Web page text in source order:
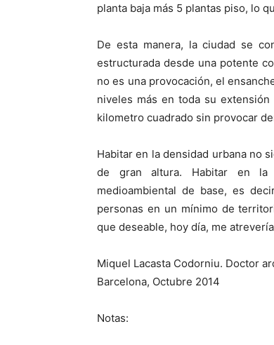
planta baja más 5 plantas piso, lo
De esta manera, la ciudad se
estructurada desde una potente
no es una provocación, el
niveles más en toda su
kilometro cuadrado sin provocar
Habitar en la densidad urbana no
de gran altura. Habitar en la
medioambiental de base, es
personas en un mínimo de
que deseable, hoy día, me
Miquel Lacasta Codorniu. Doctor
Barcelona, Octubre 2014
Notas: